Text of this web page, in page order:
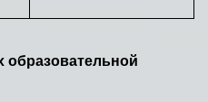
образовательной